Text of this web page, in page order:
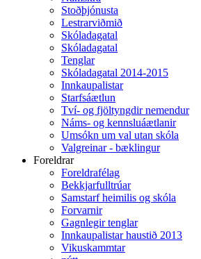
Stoðþjónusta
Lestrarviðmið
Skóladagatal
Skóladagatal
Tenglar
Skóladagatal 2014-2015
Innkaupalistar
Starfsáætlun
Tví- og fjöltyngdir nemendur
Náms- og kennsluáætlanir
Umsókn um val utan skóla
Valgreinar - bæklingur
Foreldrar
Foreldrafélag
Bekkjarfulltrúar
Samstarf heimilis og skóla
Forvarnir
Gagnlegir tenglar
Innkaupalistar haustið 2013
Vikuskammtar